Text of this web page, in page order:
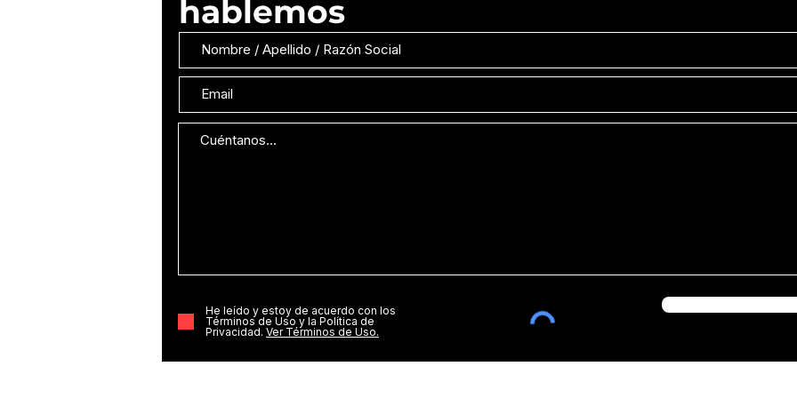
hablemos
He leído y estoy de acuerdo con los
Términos de Uso y la Política de
Privacidad. Ver Términos de Uso.